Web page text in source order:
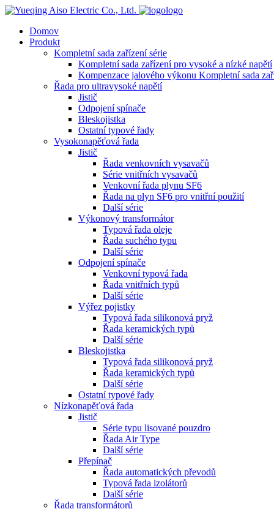
logo
Domov
Produkt
Kompletní sada zařízení série
Kompletní sada zařízení pro vysoké a nízké napětí
Kompenzace jalového výkonu Kompletní sada
Řada pro ultravysoké napětí
Jistič
Odpojení spínače
Bleskojistka
Ostatní typové řady
Vysokonapěťová řada
Jistič
Řada venkovních vysavačů
Série vnitřních vysavačů
Venkovní řada plynu SF6
Řada na plyn SF6 pro vnitřní použití
Další série
Výkonový transformátor
Typová řada oleje
Řada suchého typu
Další série
Odpojení spínače
Venkovní typová řada
Řada vnitřních typů
Další série
Výřez pojistky
Typová řada silikonová pryž
Řada keramických typů
Další série
Bleskojistka
Typová řada silikonová pryž
Řada keramických typů
Další série
Ostatní typové řady
Nízkonapěťová řada
Jistič
Série typu lisované pouzdro
Řada Air Type
Další série
Přepínač
Řada automatických převodů
Typová řada izolátorů
Další série
Řada transformátorů